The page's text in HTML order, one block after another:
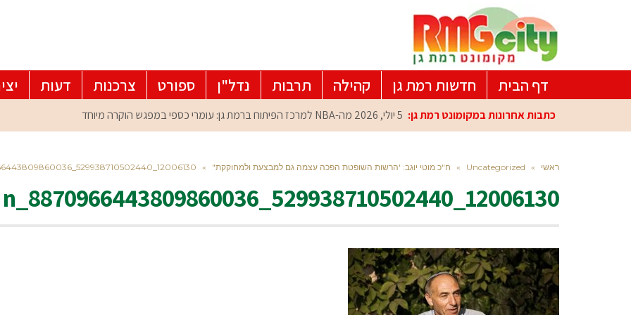
דף הבית חדשות רמת גן קהילה תרבות נדל"ן ספורט צרכנות דעות
כתבות אחרונות במקומונט רמת גן: 5 יולי, 2026 מה-NBA למרכז הפיתוח ברמת גן: עומרי כספי במפגש הוקרה מיוחד
ראשי »
Uncategorized
» ח"כ מוטי יוגב: 'הרשות השופטת הפכה עצמה גם למבצעת ולמחוקקת" »
12006130_529938710502440_8870966443809860036_n
12006130_529938710502440_8870966443809860036_n